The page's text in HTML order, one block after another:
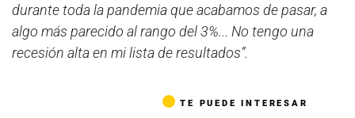
durante toda la pandemia que acabamos de pasar, a
algo más parecido al rango del 3%... No tengo una
recesión alta en mi lista de resultados”.
TE PUEDE INTERESAR